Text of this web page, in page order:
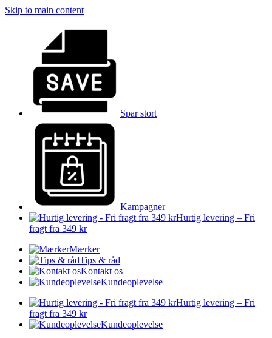
Skip to main content
Spar stort
Kampagner
Hurtig levering – Fri
fragt fra 349 kr
Mærker
Tips & råd
Kontakt os
Kundeoplevelse
Hurtig levering – Fri
fragt fra 349 kr
Kundeoplevelse